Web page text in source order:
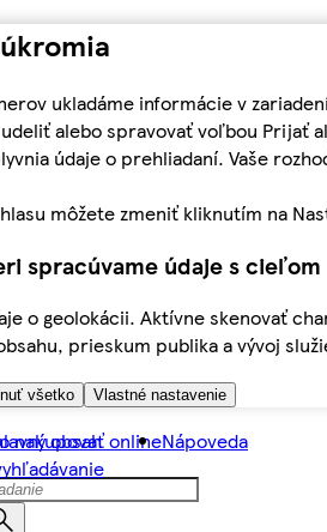
ukladáme informácie v
alebo spravovať voľbou Prijať
údaje o prehliadaní. Vaše
môžete zmeniť kliknutím na
spracúvame údaje s cieľom
o geolokácii. Aktívne skenovať
prieskum publika a vývoj
všetko Vlastné nastavenie
obsah
nakupovať onlineNápoveda